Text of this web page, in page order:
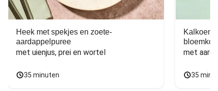
Heek met spekjes en zoete-
aardappelpuree
met uienjus, prei en wortel
35 minuten
Kalkoen
met
35